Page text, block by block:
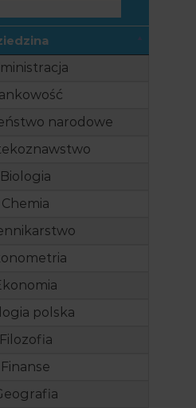
narodowe
Biologia
Chemia
polska
Filozofia
Finanse